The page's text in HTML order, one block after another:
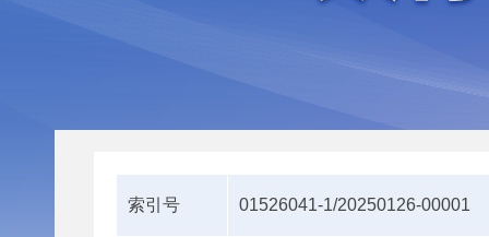
索引号 01526041-1/20250126-00001